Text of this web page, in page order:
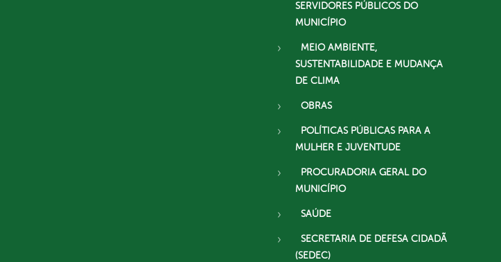
SERVIDORES PÚBLICOS DO
MUNICÍPIO
MEIO AMBIENTE,
SUSTENTABILIDADE E MUDANÇA
DE CLIMA
OBRAS
POLÍTICAS PÚBLICAS PARA A
MULHER E JUVENTUDE
PROCURADORIA GERAL DO
MUNICÍPIO
SAÚDE
SECRETARIA DE DEFESA CIDADÃ
(SEDEC)